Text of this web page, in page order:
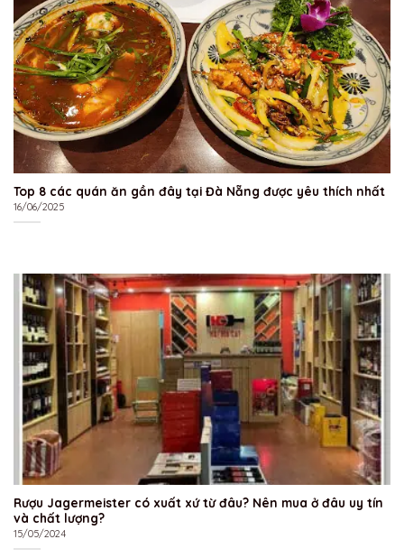
Top 8 các quán ăn gần đây tại Đà Nẵng được yêu thích nhất
16/06/2025
Rượu Jagermeister có xuất xứ từ đâu? Nên mua ở đâu uy tín
và chất lượng?
15/05/2024